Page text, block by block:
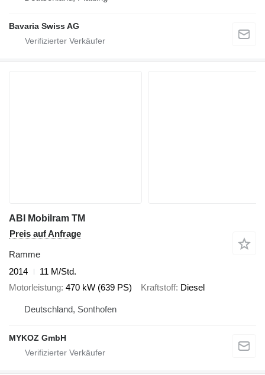
Bavaria Swiss AG
ABI Mobilram TM
Preis auf Anfrage
Ramme
2014
11 M/Std.
Motorleistung 470 kW (639 PS) Kraftstoff Diesel
Deutschland, Sonthofen
MYKOZ GmbH